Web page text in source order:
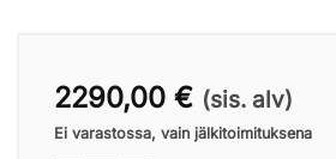
2290,00 € (sis. alv)
Ei varastossa, vain jälkitoimituksena